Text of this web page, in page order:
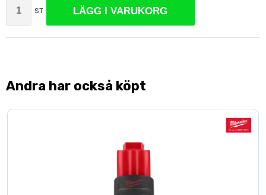
ST LÄGG I VARUKORG
Andra har också köpt